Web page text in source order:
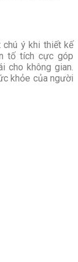
ý khi thiết kế
tố tích cực góp
cho không gian.
khỏe của người